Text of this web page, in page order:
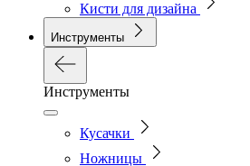
Кисти для дизайна
Инструменты
Инструменты
Кусачки
Ножницы